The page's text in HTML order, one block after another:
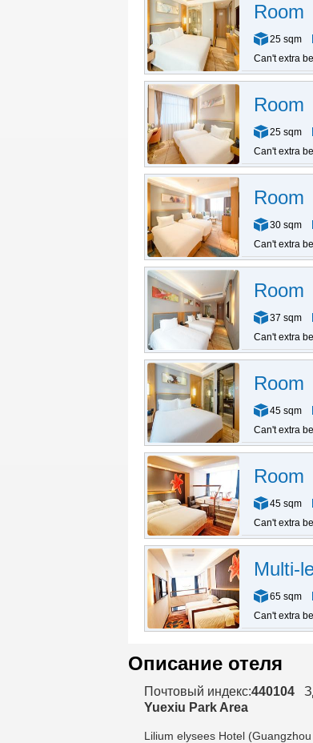
Room
25 sqm
Can't extra
Room
25 sqm
Can't extra
Room
30 sqm
Can't extra
Room
37 sqm
Can't extra
Room
45 sqm
Can't extra
Room
45 sqm
Can't extra
Multi-
65 sqm
Can't extra
Описание отеля
Почтовый индекс:440104
Yuexiu Park Area
Lilium elysees Hotel